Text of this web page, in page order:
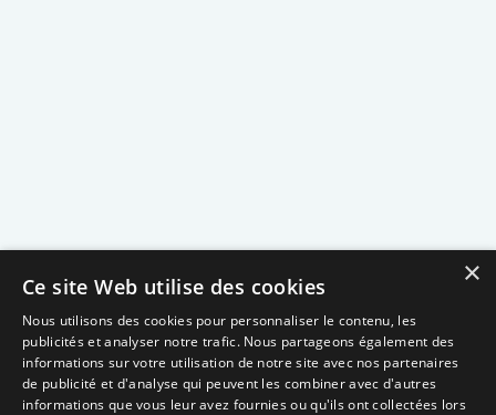
×
Ce site Web utilise des cookies
Nous utilisons des cookies pour personnaliser le contenu, les
publicités et analyser notre trafic. Nous partageons également des
informations sur votre utilisation de notre site avec nos partenaires
de publicité et d'analyse qui peuvent les combiner avec d'autres
informations que vous leur avez fournies ou qu'ils ont collectées lors